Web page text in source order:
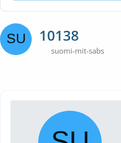
10138
suomi-mit-sabs